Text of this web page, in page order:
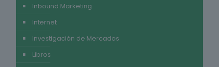
Inbound Marketing
Internet
Investigación de Mercados
Libros